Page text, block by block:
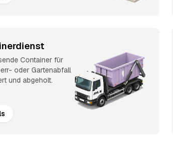
Container für
oder Gartenabfall
und abgeholt.